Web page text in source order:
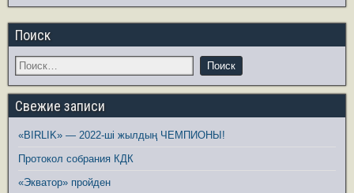
Поиск
Свежие записи
«BIRLIK» — 2022-ші жылдың ЧЕМПИОНЫ!
Протокол собрания КДК
«Экватор» пройден